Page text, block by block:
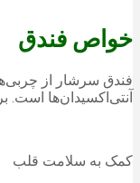
خواص فندق
فندق سرشار از
آنتی‌اکسیدان‌ها است.
کمک به سلامت قلب